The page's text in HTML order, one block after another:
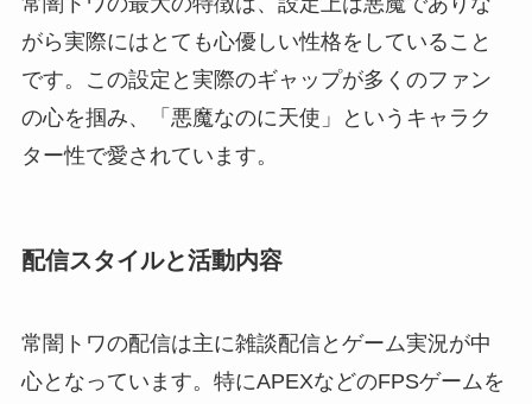
がら実際にはとても心優しい性格をしていること
です。この設定と実際のギャップが多くのファン
の心を掴み、「悪魔なのに天使」というキャラク
ター性で愛されています。
配信スタイルと活動内容
常闇トワの配信は主に雑談配信とゲーム実況が中
心となっています。特にAPEXなどのFPSゲームを